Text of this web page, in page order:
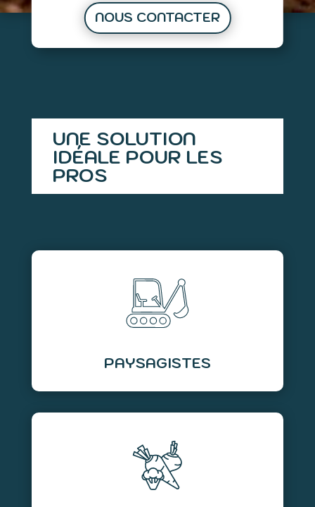
NOUS CONTACTER
UNE SOLUTION
IDÉALE POUR LES
PROS
PAYSAGISTES